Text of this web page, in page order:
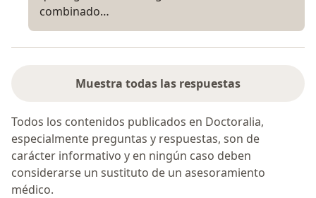
combinado…
Muestra todas las respuestas
Todos los contenidos publicados en Doctoralia,
especialmente preguntas y respuestas, son de
carácter informativo y en ningún caso deben
considerarse un sustituto de un asesoramiento
médico.